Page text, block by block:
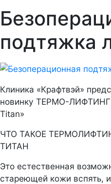
подтяжка
Клиника «Крафтвэй»
новинку ТЕРМО-ЛИФТИНГ
Titan»
ЧТО ТАКОЕ
ТИТАН
Это естественная
стареющей кожи вспять,